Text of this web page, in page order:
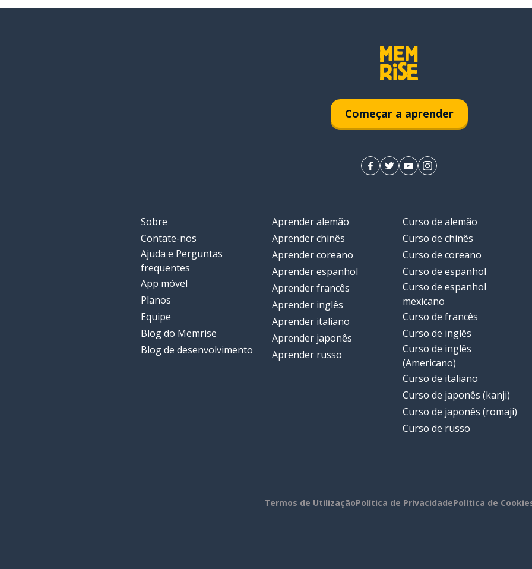
Começar a aprender
Sobre
Contate-nos
Ajuda e Perguntas
frequentes
App móvel
Planos
Equipe
Blog do Memrise
Blog de desenvolvimento
Aprender alemão
Aprender chinês
Aprender coreano
Aprender espanhol
Aprender francês
Aprender inglês
Aprender italiano
Aprender japonês
Aprender russo
Curso de alemão
Curso de chinês
Curso de coreano
Curso de espanhol
Curso de espanhol
mexicano
Curso de francês
Curso de inglês
Curso de inglês
(Americano)
Curso de italiano
Curso de japonês (kanji)
Curso de japonês (romaji)
Curso de russo
Termos de UtilizaçãoPolítica de PrivacidadePolítica de